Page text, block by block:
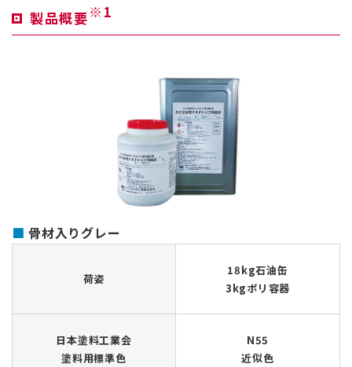
製品概要※1
骨材入りグレー
荷姿
18kg石油缶
3kgポリ容器
日本塗料工業会
塗料用標準色
N55
近似色